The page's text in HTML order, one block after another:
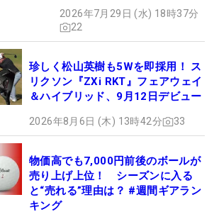
2026年7月29日 (水) 18時37分
22
珍しく松山英樹も5Wを即採用！ ス
リクソン『ZXi RKT』フェアウェイ
＆ハイブリッド、9月12日デビュー
2026年8月6日 (木) 13時42分 33
物価高でも7,000円前後のボールが
売り上げ上位！ シーズンに入る
と“売れる”理由は？ #週間ギアラン
キング